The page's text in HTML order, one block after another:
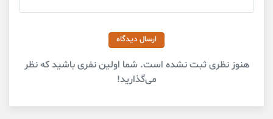
ارسال دیدگاه
هنوز نظری ثبت نشده است. شما اولین نفری باشید که نظر
می‌گذارید!